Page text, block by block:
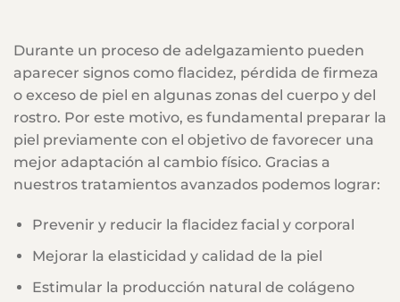
Durante un proceso de adelgazamiento pueden
aparecer signos como flacidez, pérdida de firmeza
o exceso de piel en algunas zonas del cuerpo y del
rostro. Por este motivo, es fundamental preparar la
piel previamente con el objetivo de favorecer una
mejor adaptación al cambio físico. Gracias a
nuestros tratamientos avanzados podemos lograr:
Prevenir y reducir la flacidez facial y corporal
Mejorar la elasticidad y calidad de la piel
Estimular la producción natural de colágeno